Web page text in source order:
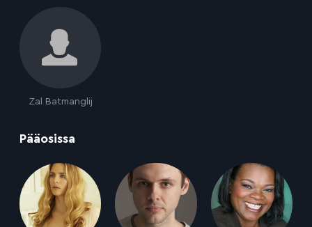
Zal Batmanglij
Pääosissa